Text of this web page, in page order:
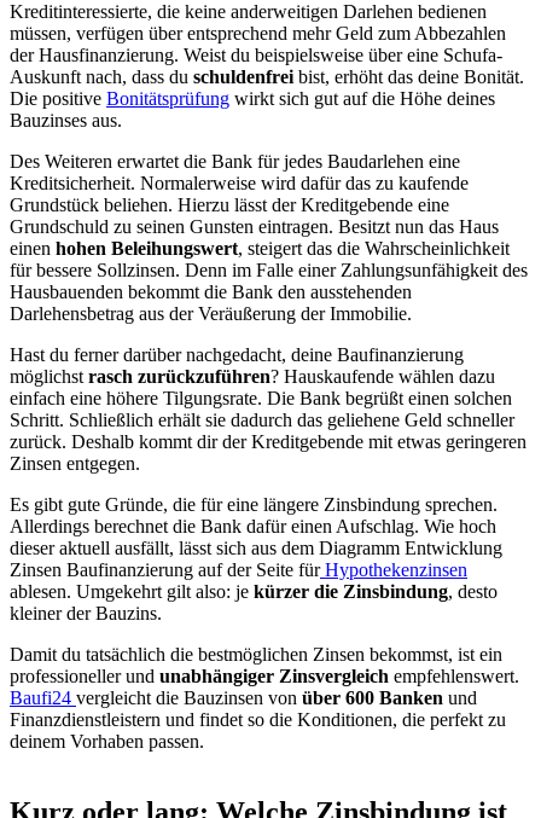
Kreditinteressierte, die keine anderweitigen Darlehen bedienen
müssen, verfügen über entsprechend mehr Geld zum Abbezahlen
der Hausfinanzierung. Weist du beispielsweise über eine Schufa-
Auskunft nach, dass du schuldenfrei bist, erhöht das deine Bonität.
Die positive Bonitätsprüfung wirkt sich gut auf die Höhe deines
Bauzinses aus.
Des Weiteren erwartet die Bank für jedes Baudarlehen eine
Kreditsicherheit. Normalerweise wird dafür das zu kaufende
Grundstück beliehen. Hierzu lässt der Kreditgebende eine
Grundschuld zu seinen Gunsten eintragen. Besitzt nun das Haus
einen hohen Beleihungswert, steigert das die Wahrscheinlichkeit
für bessere Sollzinsen. Denn im Falle einer Zahlungsunfähigkeit des
Hausbauenden bekommt die Bank den ausstehenden
Darlehensbetrag aus der Veräußerung der Immobilie.
Hast du ferner darüber nachgedacht, deine Baufinanzierung
möglichst rasch zurückzuführen? Hauskaufende wählen dazu
einfach eine höhere Tilgungsrate. Die Bank begrüßt einen solchen
Schritt. Schließlich erhält sie dadurch das geliehene Geld schneller
zurück. Deshalb kommt dir der Kreditgebende mit etwas geringeren
Zinsen entgegen.
Es gibt gute Gründe, die für eine längere Zinsbindung sprechen.
Allerdings berechnet die Bank dafür einen Aufschlag. Wie hoch
dieser aktuell ausfällt, lässt sich aus dem Diagramm Entwicklung
Zinsen Baufinanzierung auf der Seite fürHypothekenzinsen
ablesen. Umgekehrt gilt also: je kürzer die Zinsbindung, desto
kleiner der Bauzins.
Damit du tatsächlich die bestmöglichen Zinsen bekommst, ist ein
professioneller und unabhängiger Zinsvergleich empfehlenswert.
Baufi24 vergleicht die Bauzinsen von über 600 Banken und
Finanzdienstleistern und findet so die Konditionen, die perfekt zu
deinem Vorhaben passen.